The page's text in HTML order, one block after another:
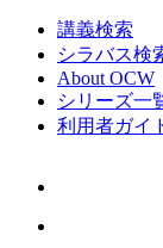
講義検索
シラバス検
About OCW
シリーズ一
利用者ガイ